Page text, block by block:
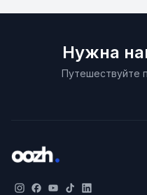
Нужна
Путешествуйте